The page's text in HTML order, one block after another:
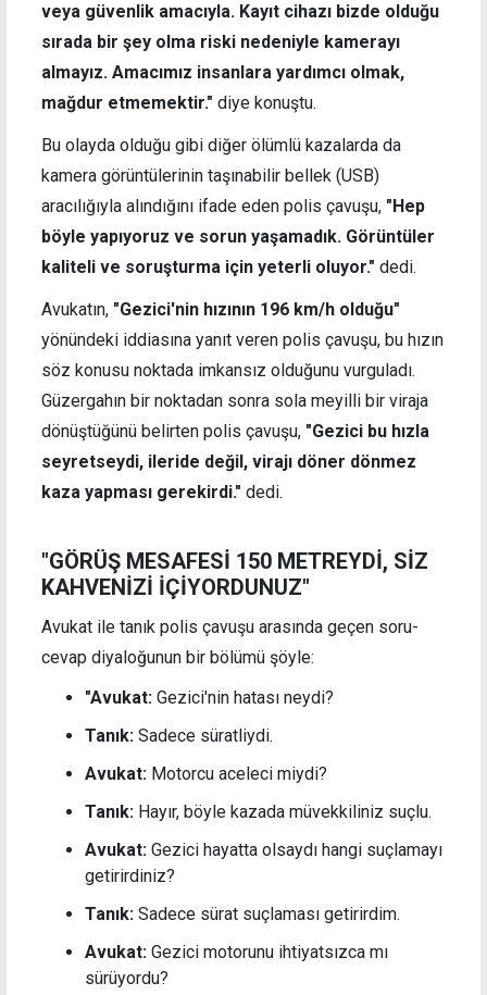
veya güvenlik amacıyla. Kayıt cihazı bizde olduğu
sırada bir şey olma riski nedeniyle kamerayı
almayız. Amacımız insanlara yardımcı olmak,
mağdur etmemektir." diye konuştu.
Bu olayda olduğu gibi diğer ölümlü kazalarda da
kamera görüntülerinin taşınabilir bellek (USB)
aracılığıyla alındığını ifade eden polis çavuşu, "Hep
böyle yapıyoruz ve sorun yaşamadık. Görüntüler
kaliteli ve soruşturma için yeterli oluyor." dedi.
Avukatın, "Gezici'nin hızının 196 km/h olduğu"
yönündeki iddiasına yanıt veren polis çavuşu, bu hızın
söz konusu noktada imkansız olduğunu vurguladı.
Güzergahın bir noktadan sonra sola meyilli bir viraja
dönüştüğünü belirten polis çavuşu, "Gezici bu hızla
seyretseydi, ileride değil, virajı döner dönmez
kaza yapması gerekirdi." dedi.
"GÖRÜŞ MESAFESİ 150 METREYDİ, SİZ
KAHVENİZİ İÇİYORDUNUZ"
Avukat ile tanık polis çavuşu arasında geçen soru-
cevap diyaloğunun bir bölümü şöyle:
"Avukat: Gezici'nin hatası neydi?
Tanık: Sadece süratliydi.
Avukat: Motorcu aceleci miydi?
Tanık: Hayır, böyle kazada müvekkiliniz suçlu.
Avukat: Gezici hayatta olsaydı hangi suçlamayı
getirirdiniz?
Tanık: Sadece sürat suçlaması getirirdim.
Avukat: Gezici motorunu ihtiyatsızca mı
sürüyordu?